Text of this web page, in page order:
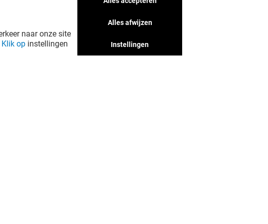
naar onze site
Klik op instellingen
Alles afwijzen
Instellingen